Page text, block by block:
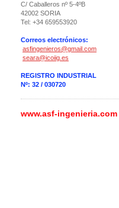
C/ Caballeros nº 5-4ºB
42002 SORIA
Tel: +34 659553920
Correos electrónicos:
asfingenieros@gmail.com
seara@icoiig.es
REGISTRO INDUSTRIAL
Nº: 32 / 030720
www.asf-ingenieria.com